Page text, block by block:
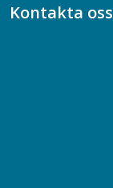
Kontakta oss